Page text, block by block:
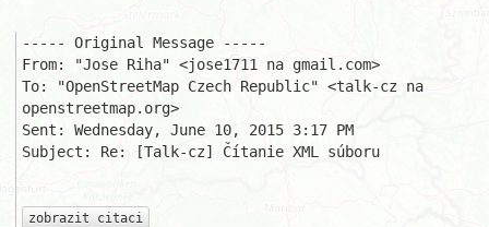
----- Original Message -----
From: "Jose Riha" <jose1711 na gmail.com>
To: "OpenStreetMap Czech Republic" <talk-cz na
openstreetmap.org>
Sent: Wednesday, June 10, 2015 3:17 PM
Subject: Re: [Talk-cz] Čítanie XML súboru
zobrazit citaci